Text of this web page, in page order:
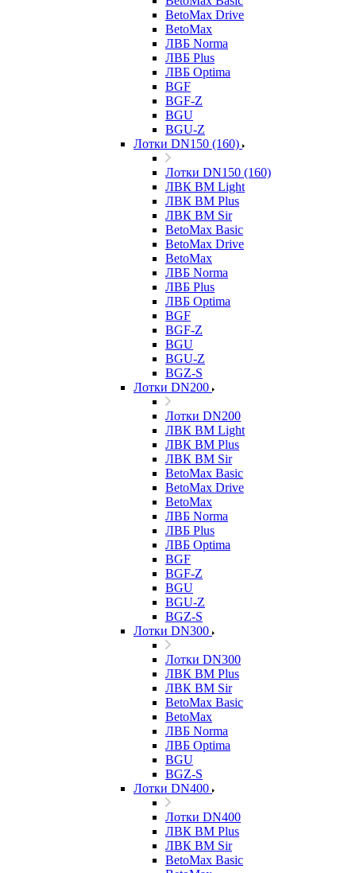
BetoMax Drive
BetoMax
ЛВБ Norma
ЛВБ Plus
ЛВБ Optima
BGF
BGF-Z
BGU
BGU-Z
Лотки DN150 (160)
Лотки DN150 (160)
ЛВК ВМ Light
ЛВК ВМ Plus
ЛВК ВМ Sir
BetoMax Basic
BetoMax Drive
BetoMax
ЛВБ Norma
ЛВБ Plus
ЛВБ Optima
BGF
BGF-Z
BGU
BGU-Z
BGZ-S
Лотки DN200
Лотки DN200
ЛВК ВМ Light
ЛВК ВМ Plus
ЛВК ВМ Sir
BetoMax Basic
BetoMax Drive
BetoMax
ЛВБ Norma
ЛВБ Plus
ЛВБ Optima
BGF
BGF-Z
BGU
BGU-Z
BGZ-S
Лотки DN300
Лотки DN300
ЛВК ВМ Plus
ЛВК ВМ Sir
BetoMax Basic
BetoMax
ЛВБ Norma
ЛВБ Optima
BGU
BGZ-S
Лотки DN400
Лотки DN400
ЛВК ВМ Plus
ЛВК ВМ Sir
BetoMax Basic